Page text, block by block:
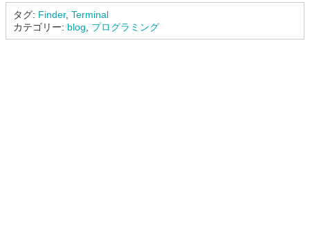
タグ: Finder, Terminal
カテゴリー: blog, プログラミング